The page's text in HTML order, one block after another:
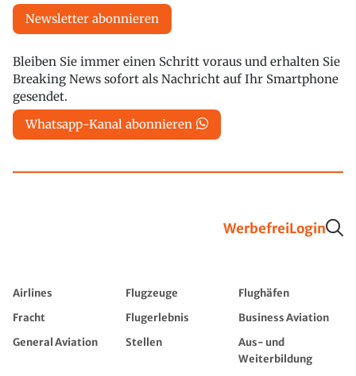
Newsletter abonnieren
Bleiben Sie immer einen Schritt voraus und erhalten Sie
Breaking News sofort als Nachricht auf Ihr Smartphone
gesendet.
Whatsapp-Kanal abonnieren
WerbefreiLogin
Airlines Flugzeuge
Flughäfen
Fracht
Flugerlebnis
Business Aviation
General Aviation
Stellen
Aus- und
Weiterbildung